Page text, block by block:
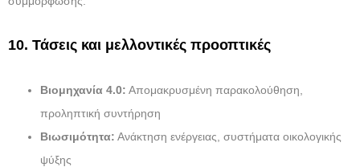
10. Τάσεις και μελλοντικές προοπτικές
Βιομηχανία 4.0: Απομακρυσμένη παρακολούθηση,
προληπτική συντήρηση
Βιωσιμότητα: Ανάκτηση ενέργειας, συστήματα οικολογικής
ψύξης